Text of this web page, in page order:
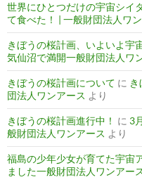
世界にひとつだけの宇宙シイ
て食べた！ | 一般財団法人ワ
きぼうの桜計画、いよいよ宇
気仙沼で満開一般財団法人ワ
きぼうの桜計画について に
団法人ワンアース より
きぼうの桜計画進行中！ に 3
般財団法人ワンアース より
福島の少年少女が育てた宇宙
ました一般財団法人ワンアー